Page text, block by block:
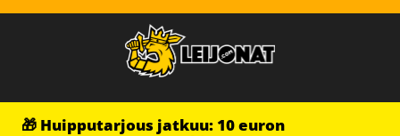
🎁 Huipputarjous jatkuu: 10 euron